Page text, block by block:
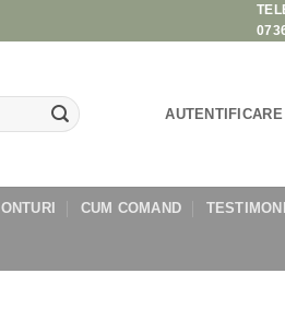
AUTENTIFICARE
CUM COMAND